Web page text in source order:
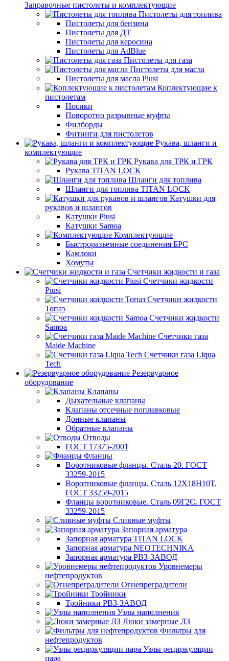
Заправочные пистолеты и комплектующие
Пистолеты для топлива
Пистолеты для бензина
Пистолеты для ДТ
Пистолеты для керосина
Пистолеты для AdBlue
Пистолеты для газа
Пистолеты для масла
Пистолеты для масла Piusi
Коплектующие к
пистолетам
Носики
Поворотно разрывные муфты
Филборды
Фитинги для пистолетов
Рукава, шланги и
комплектующие
Рукава для ТРК и ГРК
Рукава TITAN LOCK
Шланги для топлива
Шланги для топлива TITAN LOCK
Катушки для
рукавов и шлангов
Катушки Piusi
Катушки Samoa
Комплектующие
Быстроразъемные соединения БРС
Камлоки
Хомуты
Счетчики жидкости и газа
Счетчики жидкости
Piusi
Счетчики жидкости
Топаз
Счетчики жидкости
Samoa
Счетчики газа
Maide Machine
Счетчики газа Liqua
Tech
Резервуарное
оборудование
Клапаны
Дыхательные клапаны
Клапаны отсечные поплавковые
Донные клапаны
Обратные клапаны
Отводы
ГОСТ 17375-2001
Фланцы
Воротниковые фланцы. Сталь 20. ГОСТ
33259-2015
Воротниковые фланцы. Сталь 12Х18Н10Т.
ГОСТ 33259-2015
Фланцы воротниковые. Сталь 09Г2С. ГОСТ
33259-2015
Сливные муфты
Запорная арматура
Запорная арматура TITAN LOCK
Запорная арматура NEOTECHNIKA
Запорная арматура РВЗ-ЗАВОД
Уровнемеры
нефтепродуктов
Огнепреградители
Тройники
Тройники РВЗ-ЗАВОД
Узлы наполнения
Люки замерные ЛЗ
Фильтры для
нефтепродуктов
Узлы рециркуляции
пара